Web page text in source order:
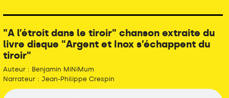
"A l’étroit dans le tiroir" chanson extraite du
livre disque "Argent et Inox s’échappent du
tiroir"
Auteur : Benjamin MiNiMum
Narrateur : Jean-Philippe Crespin